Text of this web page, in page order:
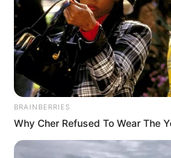
BRAINBERRIES
Why Cher Refused To Wear The